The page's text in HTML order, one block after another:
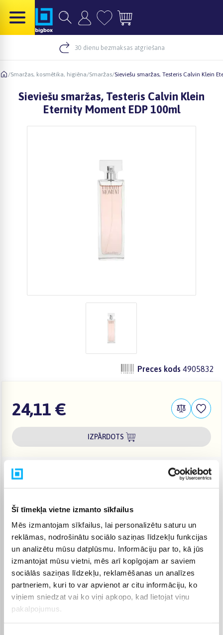
Šī tīmekļa vietne izmanto sīkfailus
Mēs izmantojam sīkfailus, lai personalizētu saturu un
reklāmas, nodrošinātu sociālo saziņas līdzekļu funkcijas
un analizētu mūsu datplūsmu. Informāciju par to, kā jūs
izmantojat mūsu vietni, mēs arī kopīgojam ar saviem
sociālās saziņas līdzekļu, reklamēšanas un analīzes
partneriem, kuri to var apvienot ar citu informāciju, ko
viņiem sniedzat vai ko viņi apkopo, kad lietojat viņu
pakalpojumus.
30 dienu bezmaksas atgriešana
/Smaržas, kosmētika, higiēna/Smaržas/Sieviešu smaržas, Testeris Calvin Klein
Sieviešu smaržas, Testeris Calvin Klein
Eternity Moment EDP 100ml
Preces kods 4905832
24,11 €
IZPĀRDOTS
Apmaksā pilnu summu skaidrā naudā piegādes brīdī.
Jautājiet
Omniva pakomāts (3,99 € )
Jautājiet
Smartposti pakomāts (2,99 €)
Jautājiet
DPD pakomāts (4,99 €)
Jautājiet
DPD kurjers